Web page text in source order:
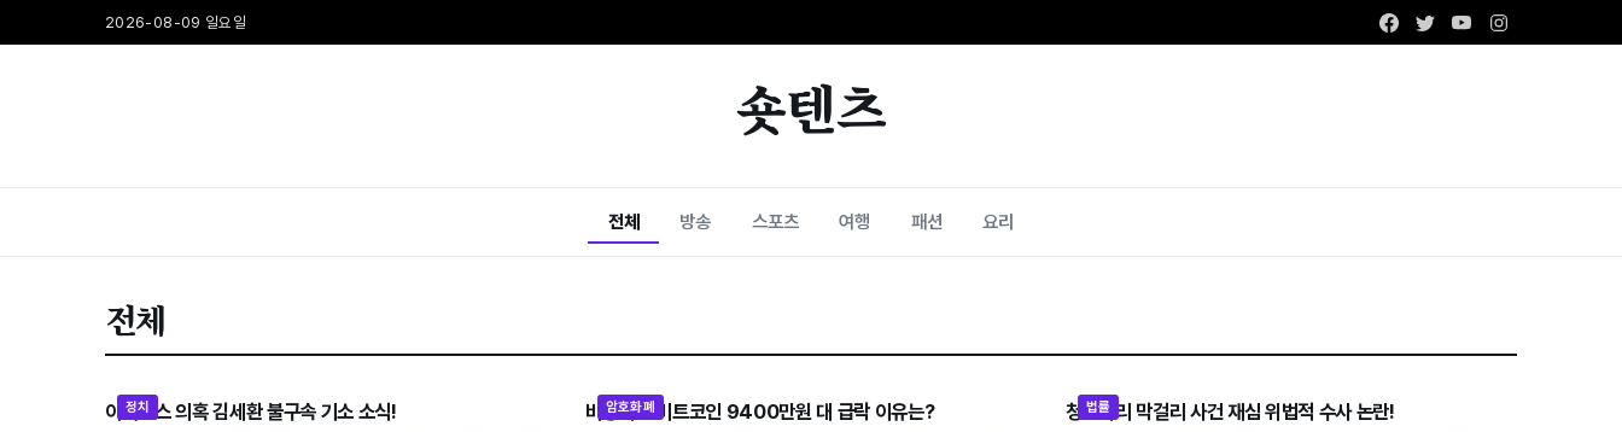
2026-08-09 일요일 Facebook
TwitterYoutubeInstagram
숏텐츠
전체 방송 스포츠 여행 패션 요리
전체
아빠찬스 의혹 김세환 불구속 기소 소식!
아빠찬스 의혹 김세환 불구속 기소 소식!
정치 비상계엄 비트코인 9400만원 대 급락 이유는?
비상계엄 비트코인 9400만원 대 급락 이유는?
암호화폐 청산가리 막걸리 사건 재심 위법적 수사 논란!
청산가리 막걸리 사건 재심 위법적 수사 논란!
법률